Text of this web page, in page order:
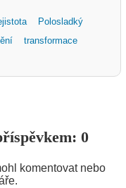
Polosladký
transformace
0
komentovat nebo